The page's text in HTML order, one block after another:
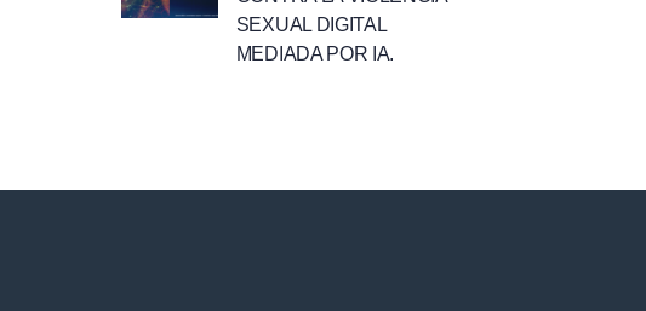
SEXUAL DIGITAL
MEDIADA POR IA.